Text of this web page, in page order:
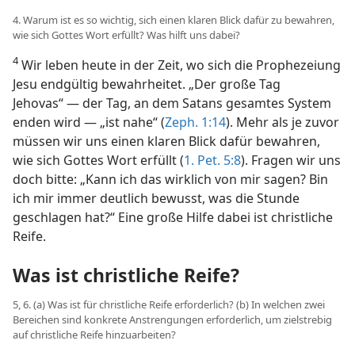
4. Warum ist es so wichtig, sich einen klaren Blick dafür zu bewahren,
wie sich Gottes Wort erfüllt? Was hilft uns dabei?
4Wir leben heute in der Zeit, wo sich die Prophezeiung
Jesu endgültig bewahrheitet. „Der große Tag
Jehovas“ — der Tag, an dem Satans gesamtes System
enden wird — „ist nahe“ (Zeph. 1:14). Mehr als je zuvor
müssen wir uns einen klaren Blick dafür bewahren,
wie sich Gottes Wort erfüllt (1. Pet. 5:8). Fragen wir uns
doch bitte: „Kann ich das wirklich von mir sagen? Bin
ich mir immer deutlich bewusst, was die Stunde
geschlagen hat?“ Eine große Hilfe dabei ist christliche
Reife.
Was ist christliche Reife?
5, 6. (a) Was ist für christliche Reife erforderlich? (b) In welchen zwei
Bereichen sind konkrete Anstrengungen erforderlich, um zielstrebig
auf christliche Reife hinzuarbeiten?